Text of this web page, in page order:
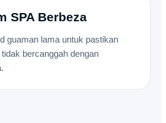
SPA Berbeza
guaman lama untuk pastikan
bercanggah dengan